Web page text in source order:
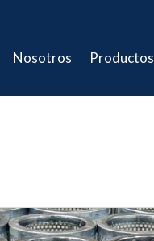
Nosotros Productos